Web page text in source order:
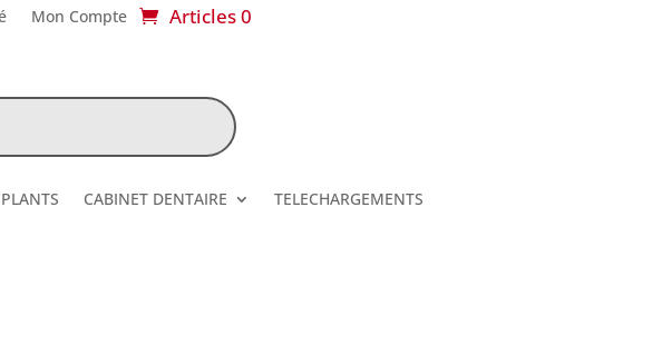
Mon Compte Articles 0
CABINET DENTAIRE TELECHARGEMENTS